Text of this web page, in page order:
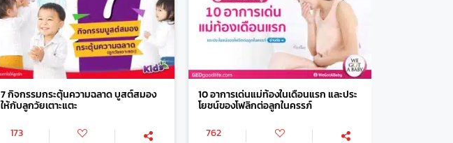
7 กิจกรรมกระตุ้นความฉลาด บูสต์สมอง
ให้กับลูกวัยเตาะแตะ
173
10 อาการเด่นแม่ท้องในเดือนแรก และประ
โยชน์ของโฟลิกต่อลูกในครรภ์
762